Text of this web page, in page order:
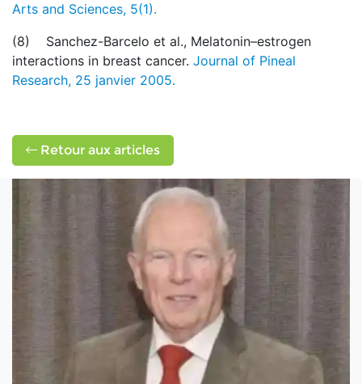
Arts and Sciences, 5(1).
(8) Sanchez-Barcelo et al., Melatonin–estrogen
interactions in breast cancer. Journal of Pineal
Research, 25 janvier 2005.
Retour aux articles